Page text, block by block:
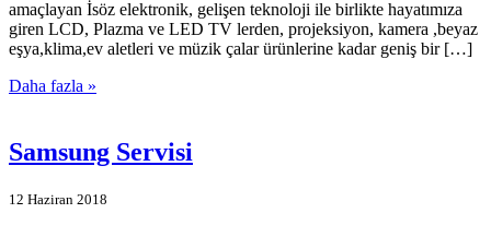
amaçlayan İsöz elektronik, gelişen teknoloji ile birlikte hayatımıza
giren LCD, Plazma ve LED TV lerden, projeksiyon, kamera ,beyaz
eşya,klima,ev aletleri ve müzik çalar ürünlerine kadar geniş bir […]
Daha fazla »
Samsung Servisi
12 Haziran 2018